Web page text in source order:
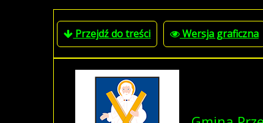
Przejdź do treści Wersja graficzna